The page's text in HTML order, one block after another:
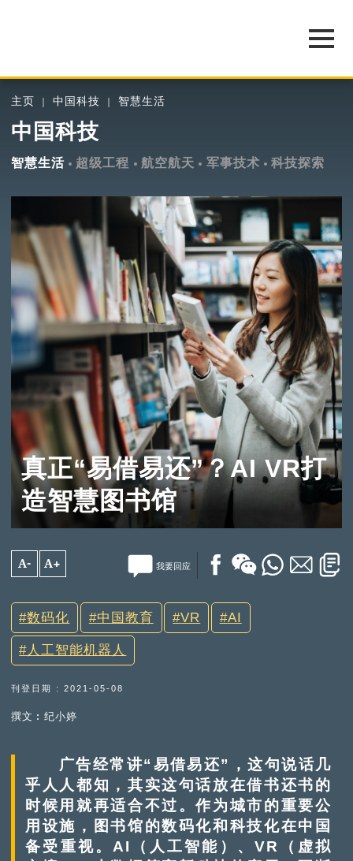
主页 中国科技 智慧生活
中国科技
智慧生活 超级工程 航空航天 军事技术 科技探索
真正“易借易还”？AI VR打
造智慧图书馆
A- A+ 我要回应
数码化 中国教育 VR AI
人工智能机器人
刊登日期 : 2021-05-08
撰文︰纪小婷
广告经常讲“易借易还”，这句说话几
乎人人都知，其实这句话放在借书还书的
时候用就再适合不过。作为城市的重要公
用设施，图书馆的数码化和科技化在中国
备受重视。AI（人工智能）、VR（虚拟